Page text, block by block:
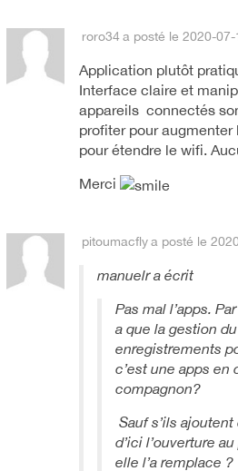
roro34 a posté le 2020-07-
Application plutôt
Interface claire et
appareils connectés
profiter pour
pour étendre le wifi.
Merci
pitoumacfly a posté le
manuelr a écrit
Pas mal l’apps.
a que la gestion
enregistrements
c’est une apps en
compagnon?
Sauf s’ils
d’ici l’ouverture
elle l’a remplace ?